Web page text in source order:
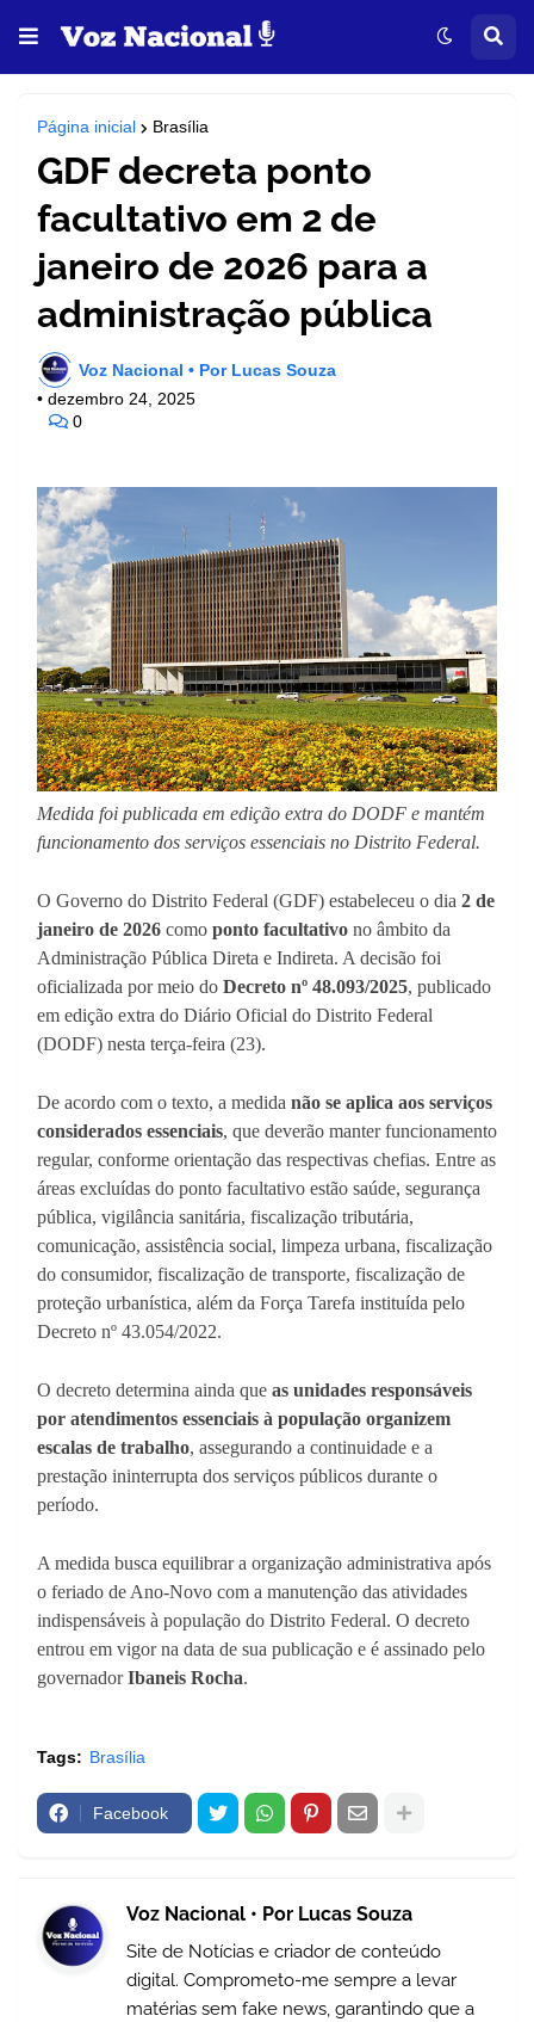
Página inicial Brasília
GDF decreta ponto
facultativo em 2 de
janeiro de 2026 para a
administração pública
Voz Nacional • Por Lucas Souza
• dezembro 24, 2025
0
Medida foi publicada em edição extra do DODF e mantém
funcionamento dos serviços essenciais no Distrito Federal.
O Governo do Distrito Federal (GDF) estabeleceu o dia 2 de
janeiro de 2026 como ponto facultativo no âmbito da
Administração Pública Direta e Indireta. A decisão foi
oficializada por meio do Decreto nº 48.093/2025, publicado
em edição extra do Diário Oficial do Distrito Federal
(DODF) nesta terça-feira (23).
De acordo com o texto, a medida não se aplica aos serviços
considerados essenciais, que deverão manter funcionamento
regular, conforme orientação das respectivas chefias. Entre as
áreas excluídas do ponto facultativo estão saúde, segurança
pública, vigilância sanitária, fiscalização tributária,
comunicação, assistência social, limpeza urbana, fiscalização
do consumidor, fiscalização de transporte, fiscalização de
proteção urbanística, além da Força Tarefa instituída pelo
Decreto nº 43.054/2022.
O decreto determina ainda que as unidades responsáveis
por atendimentos essenciais à população organizem
escalas de trabalho, assegurando a continuidade e a
prestação ininterrupta dos serviços públicos durante o
período.
A medida busca equilibrar a organização administrativa após
o feriado de Ano-Novo com a manutenção das atividades
indispensáveis à população do Distrito Federal. O decreto
entrou em vigor na data de sua publicação e é assinado pelo
governadorIbaneis Rocha.
Tags: Brasília
Facebook
Voz Nacional • Por Lucas Souza
Site de Notícias e criador de conteúdo
digital. Comprometo-me sempre a levar
matérias sem fake news, garantindo que a